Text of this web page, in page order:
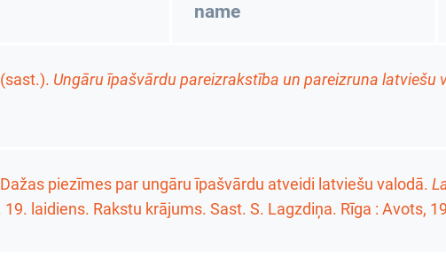
name
Ungāru īpašvārdu pareizrakstība un pareizruna latviešu
piezīmes par ungāru īpašvārdu atveidi latviešu valodā.
19. laidiens. Rakstu krājums. Sast. S. Lagzdiņa. Rīga : Avots,